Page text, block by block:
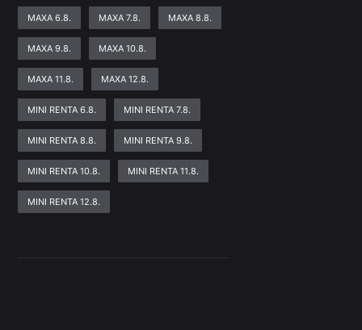
MAXA 6.8. MAXA 7.8. MAXA 8.8.
MAXA 9.8. MAXA 10.8.
MAXA 11.8. MAXA 12.8.
MINI RENTA 6.8. MINI RENTA 7.8.
MINI RENTA 8.8. MINI RENTA 9.8.
MINI RENTA 10.8. MINI RENTA 11.8.
MINI RENTA 12.8.